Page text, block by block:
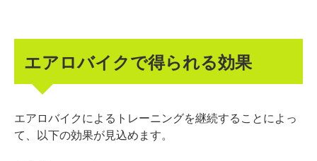
エアロバイクで得られる効果
エアロバイクによるトレーニングを継続することによっ
て、以下の効果が見込めます。